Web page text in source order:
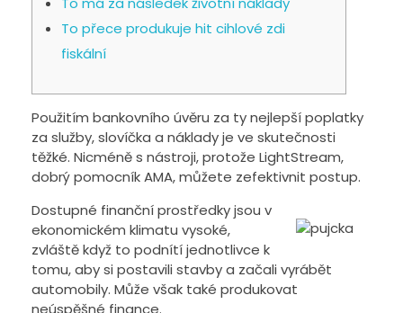
To přece produkuje hit cihlové zdi
fiskální
Použitím bankovního úvěru za ty nejlepší poplatky
za služby, slovíčka a náklady je ve skutečnosti
těžké. Nicméně s nástroji, protože LightStream,
dobrý pomocník AMA, můžete zefektivnit postup.
Dostupné finanční prostředky jsou v
ekonomickém klimatu vysoké,
zvláště když to podnítí jednotlivce k
tomu, aby si postavili stavby a začali vyrábět
automobily. Může však také produkovat
neúspěšné finance.